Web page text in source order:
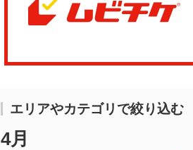
エリアやカテゴリで絞り込む
4月